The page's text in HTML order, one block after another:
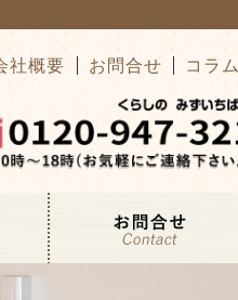
社概要 お問合せ コラム